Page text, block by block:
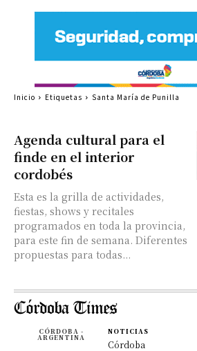
Agenda cultural para el
finde en el interior
cordobés
Esta es la grilla de actividades,
fiestas, shows y recitales
programados en toda la provincia,
para este fin de semana. Diferentes
propuestas para todas...
Inicio Etiquetas Santa María de Punilla
CÓRDOBA -
ARGENTINA
NOTICIAS
Córdoba